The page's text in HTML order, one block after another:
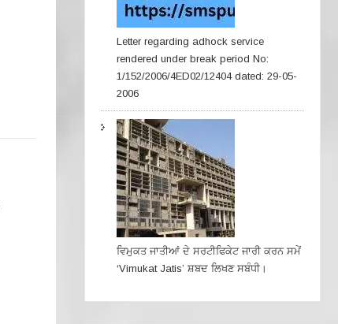
Letter regarding adhock service
rendered under break period No:
1/152/2006/4ED02/12404 dated: 29-05-
2006
ਵਿਮੁਕਤ ਜਾਤੀਆਂ ਦੇ ਸਰਟੀਫਿਕੇਟ ਜਾਰੀ ਕਰਨ ਸਮੇਂ
‘Vimukat Jatis’ ਸ਼ਬਦ ਲਿਖਣ ਸਬੰਧੀ।